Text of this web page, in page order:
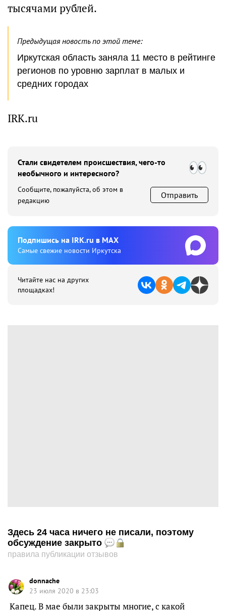
тысячами рублей.
Предыдущая новость по этой теме:
Иркутская область заняла 11 место в рейтинге
регионов по уровню зарплат в малых и
средних городах
IRK.ru
Стали свидетелем происшествия, чего-то
необычного и интересного?
Сообщите, пожалуйста, об этом в
редакцию
Отправить
Подпишиcь на IRK.ru в MAX
Cамые свежие новости Иркутска
Читайте нас на других
площадках!
Здесь 24 часа ничего не писали, поэтому
обсуждение закрыто
правила публикации отзывов
donnache
23 июля 2020 в 23:03
Капец. В мае были закрыты многие, с какой